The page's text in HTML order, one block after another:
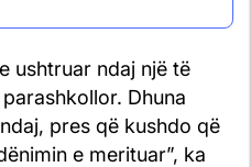
ushtruar ndaj një të
Dhuna
pres që kushdo që
e merituar”, ka